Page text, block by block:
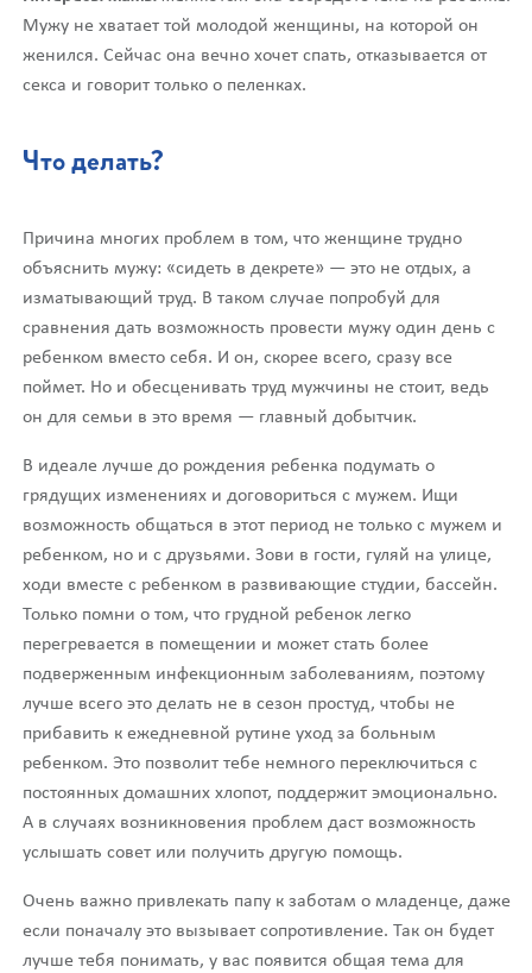
Мужу не хватает той молодой женщины, на которой он
женился. Сейчас она вечно хочет спать, отказывается от
секса и говорит только о пеленках.
Что делать?
Причина многих проблем в том, что женщине трудно
объяснить мужу: «сидеть в декрете» — это не отдых, а
изматывающий труд. В таком случае попробуй для
сравнения дать возможность провести мужу один день с
ребенком вместо себя. И он, скорее всего, сразу все
поймет. Но и обесценивать труд мужчины не стоит, ведь
он для семьи в это время — главный добытчик.
В идеале лучше до рождения ребенка подумать о
грядущих изменениях и договориться с мужем. Ищи
возможность общаться в этот период не только с мужем и
ребенком, но и с друзьями. Зови в гости, гуляй на улице,
ходи вместе с ребенком в развивающие студии, бассейн.
Только помни о том, что грудной ребенок легко
перегревается в помещении и может стать более
подверженным инфекционным заболеваниям, поэтому
лучше всего это делать не в сезон простуд, чтобы не
прибавить к ежедневной рутине уход за больным
ребенком. Это позволит тебе немного переключиться с
постоянных домашних хлопот, поддержит эмоционально.
А в случаях возникновения проблем даст возможность
услышать совет или получить другую помощь.
Очень важно привлекать папу к заботам о младенце, даже
если поначалу это вызывает сопротивление. Так он будет
лучше тебя понимать, у вас появится общая тема для